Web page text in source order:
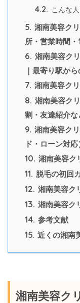
4.2. こんな
5. 湘南美容ク
所・営業時間・
6. 湘南美容ク
｜最寄り駅か
7. 湘南美容ク
8. 湘南美容ク
割・友達紹介な
9. 湘南美容ク
ド・ローン対応
10. 湘南美容ク
11. 脱毛の初回
12. 湘南美容ク
13. 湘南美容ク
14. 参考文献
15. 近くの湘南
湘南美容ク